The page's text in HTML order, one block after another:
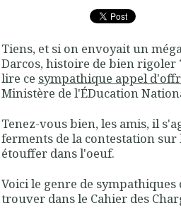
Tiens, et si on envoyait un
Darcos, histoire de bien rigoler
lire ce sympathique appel
Ministère de l'ÉDucation
Tenez-vous bien, les amis, il
ferments de la contestation sur
étouffer dans l'oeuf.
Voici le genre de
trouver dans le Cahier des